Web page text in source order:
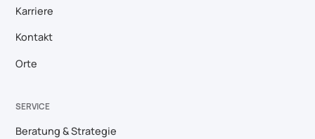
Karriere
Kontakt
Orte
SERVICE
Beratung & Strategie